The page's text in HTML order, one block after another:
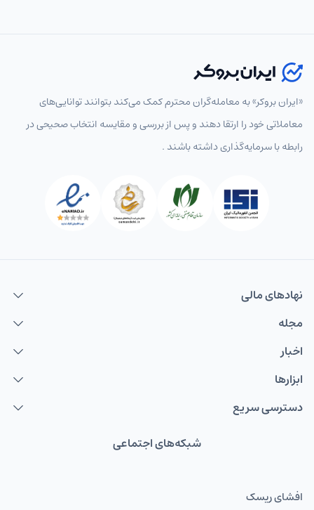
«ایران بروکر» به معامله‌گران محترم کمک می‌کند بتوانند توانایی‌های
معاملاتی خود را ارتقا دهند و پس از بررسی و مقایسه انتخاب‌ صحیحی در
رابطه با سرمایه‌گذاری داشته باشند .
نهاد‌های مالی
مجله
اخبار
ابزارها
دسترسی سریع
شبکه‌های اجتماعی
افشای ریسک